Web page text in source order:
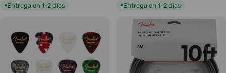
●Entrega en 1-2 días ●Entrega en 1-2 días